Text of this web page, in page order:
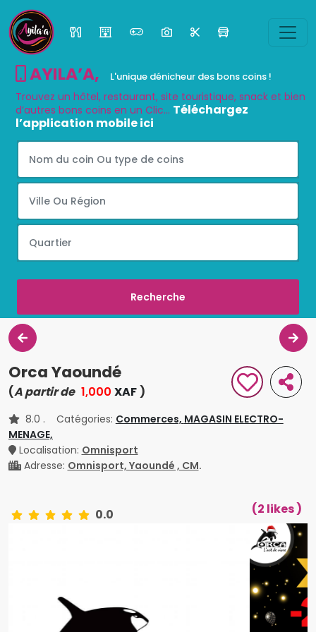
AYILA’A, L'unique dénicheur des bons coins !
Trouvez un hôtel, restaurant, site touristique, snack et bien
d’autres bons coins en un Clic... Téléchargez
l’application mobile ici
Orca Yaoundé
(A partir de 1,000 XAF )
8.0 . Catégories: Commerces, MAGASIN ELECTRO-
MENAGE,
Localisation: Omnisport
Adresse: Omnisport, Yaoundé , CM.
0.0 (2 likes )